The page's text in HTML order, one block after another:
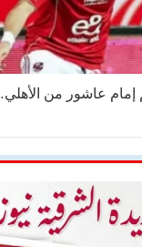
إمام عاشور من